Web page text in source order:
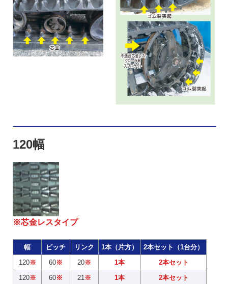
120幅
※芯金レスタイプ
幅 ピッチ リンク 1本（片方）
2本セット（1台分）
120※ 60※ 20※ 1本
2本セット
120※ 60※ 21※ 1本 2本セット